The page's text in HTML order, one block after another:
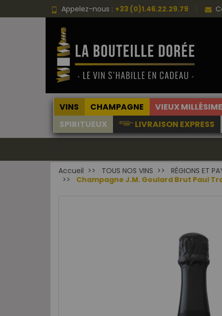
Appelez-nous : +33 (0)1.46.22.29.79
VINS CHAMPAGNE VIEUX
SPIRITUEUX
LIVRAISON EXPRESS
Accueil TOUS NOS VINS RÉGIONS ET
Champagne J.M. Goulard Brut Paul